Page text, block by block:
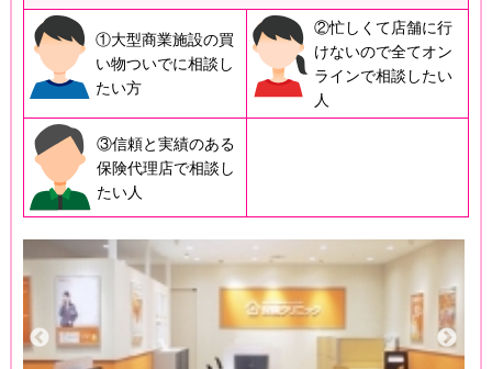
①大型商業施設の買
い物ついでに相談し
たい方
②忙しくて店舗に行
けないので全てオン
ラインで相談したい
人
③信頼と実績のある
保険代理店で相談し
たい人